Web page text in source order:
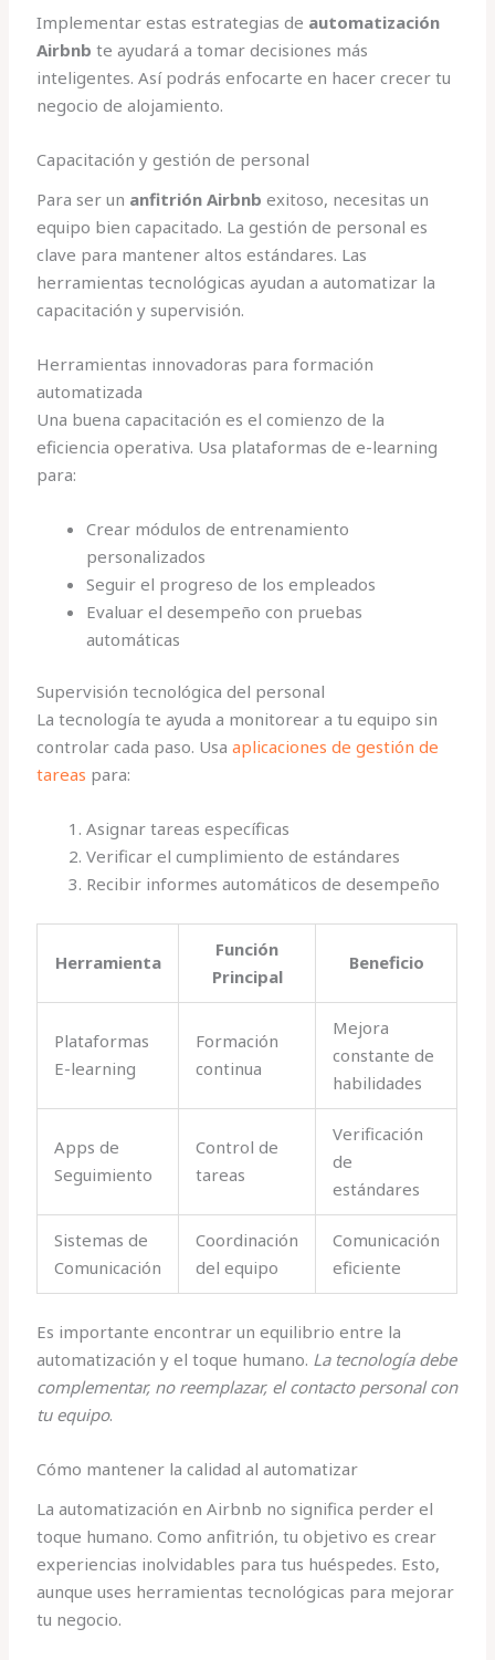
Implementar estas estrategias de automatización
Airbnb te ayudará a tomar decisiones más
inteligentes. Así podrás enfocarte en hacer crecer tu
negocio de alojamiento.
Capacitación y gestión de personal
Para ser un anfitrión Airbnb exitoso, necesitas un
equipo bien capacitado. La gestión de personal es
clave para mantener altos estándares. Las
herramientas tecnológicas ayudan a automatizar la
capacitación y supervisión.
Herramientas innovadoras para formación
automatizada
Una buena capacitación es el comienzo de la
eficiencia operativa. Usa plataformas de e-learning
para:
Crear módulos de entrenamiento
personalizados
Seguir el progreso de los empleados
Evaluar el desempeño con pruebas
automáticas
Supervisión tecnológica del personal
La tecnología te ayuda a monitorear a tu equipo sin
controlar cada paso. Usaaplicaciones de gestión de
tareas para:
Asignar tareas específicas
Verificar el cumplimiento de estándares
Recibir informes automáticos de desempeño
Herramienta
Función
Principal
Beneficio
Plataformas
E-learning
Formación
continua
Mejora
constante de
habilidades
Apps de
Seguimiento
Control de
tareas
Verificación
de
estándares
Sistemas de
Comunicación
Coordinación
del equipo
Comunicación
eficiente
Es importante encontrar un equilibrio entre la
automatización y el toque humano. La tecnología debe
complementar, no reemplazar, el contacto personal con
tu equipo.
Cómo mantener la calidad al automatizar
La automatización en Airbnb no significa perder el
toque humano. Como anfitrión, tu objetivo es crear
experiencias inolvidables para tus huéspedes. Esto,
aunque uses herramientas tecnológicas para mejorar
tu negocio.